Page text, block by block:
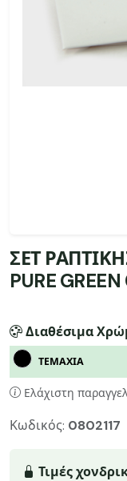
ΣΕΤ
PURE
Διαθέσιμα
ΤΕΜΑΧΙΑ
Ελάχιστη
Κωδικός: 0802117
Τιμές